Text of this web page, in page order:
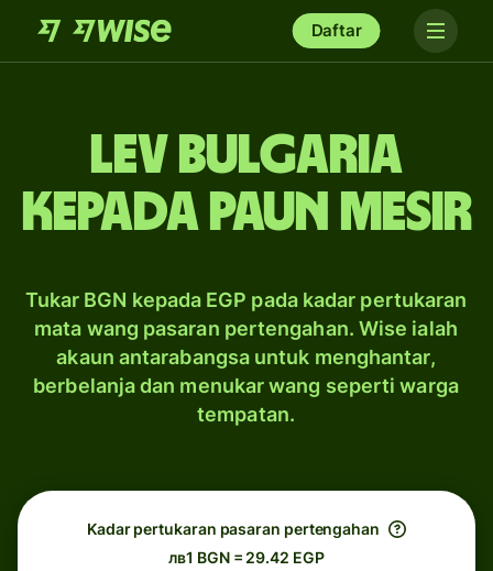
Daftar
lev Bulgaria
kepada paun Mesir
Tukar BGN kepada EGP pada kadar pertukaran
mata wang pasaran pertengahan. Wise ialah
akaun antarabangsa untuk menghantar,
berbelanja dan menukar wang seperti warga
tempatan.
Kadar pertukaran pasaran pertengahan
лв1 BGN = 29.42 EGP